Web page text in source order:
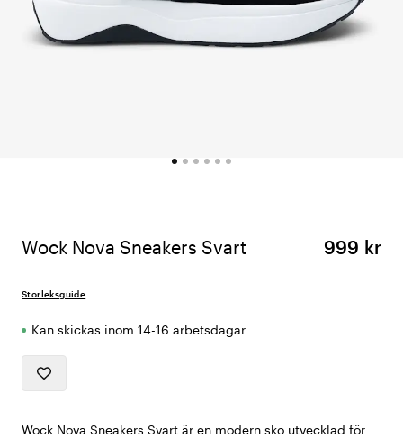
Wock Nova Sneakers Svart 999 kr
Storleksguide
Kan skickas inom 14-16 arbetsdagar
Wock Nova Sneakers Svart är en modern sko utvecklad för